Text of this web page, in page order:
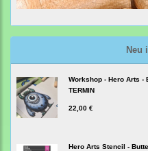
Neu
Workshop - Hero Arts -
TERMIN
22,00 €
Hero Arts Stencil -